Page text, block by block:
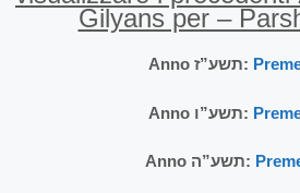
Gilyans per –
Anno תשע”ז:
Anno תשע”ו:
Anno תשע”ה: